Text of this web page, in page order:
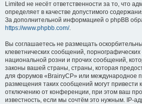
Limited не несёт ответственности за то, что
определяет в качестве допустимого
За дополнительной информацией о phpBB
https://www.phpbb.com/.
Вы соглашаетесь не размещать
клеветнических сообщений,
национальной розни и прочих сообщений,
законы вашей страны, страны, которая
для форумов «BrainyCP» или международное
размещения таких сообщений могут привести
отключению от конференции, при этом ваш
известность, если мы сочтём это нужным. IP-